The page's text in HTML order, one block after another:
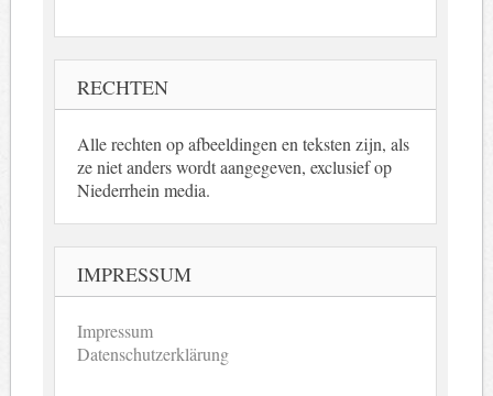
RECHTEN
Alle rechten op afbeeldingen en teksten zijn, als
ze niet anders wordt aangegeven, exclusief op
Niederrhein media.
IMPRESSUM
Impressum
Datenschutzerklärung